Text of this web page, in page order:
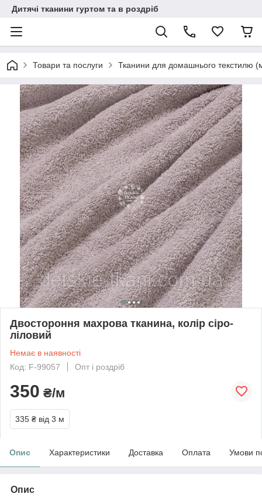
Дитячі тканини гуртом та в роздріб
Товари та послуги Тканини для домашнього текстилю
Двостороння махрова тканина, колір сіро-
ліловий
Немає в наявності
Код: F-99057
Опт і роздріб
350 ₴/м
335 ₴ від 3 м
Опис Характеристики Доставка Оплата Умови
Опис